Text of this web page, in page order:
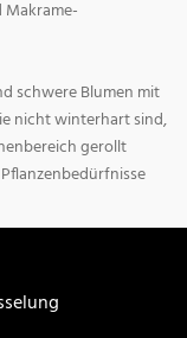
Makrame-
schwere Blumen mit
nicht winterhart sind,
gerollt